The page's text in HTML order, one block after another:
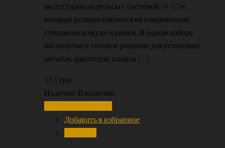
аксессуаров на рельсы с системой M-LOK,
которые устанавливаются на современные
ствольные кожухи и рамки. В одном наборе
вы получаете готовое решение для установки
антабок, адаптеров, планок […]
151 грн.
Наличие: В наличии
Добавить в избранное